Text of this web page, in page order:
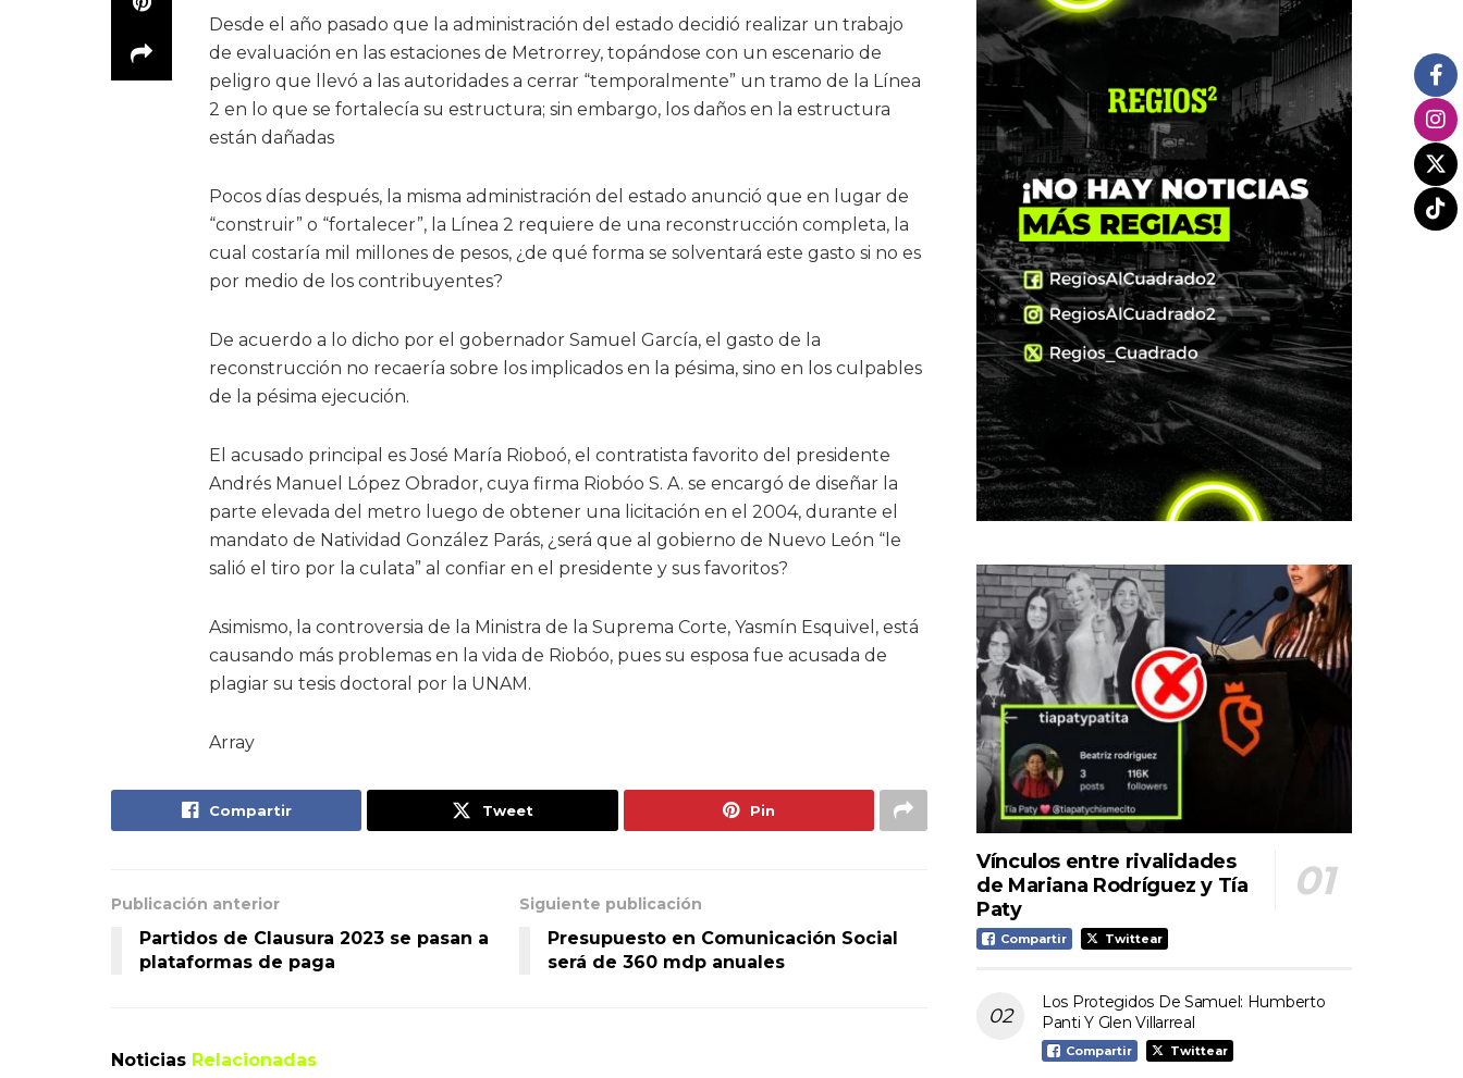
Desde el año pasado que la administración del estado decidió realizar un trabajo
de evaluación en las estaciones de Metrorrey, topándose con un escenario de
peligro que llevó a las autoridades a cerrar “temporalmente” un tramo de la Línea
2 en lo que se fortalecía su estructura; sin embargo, los daños en la estructura
están dañadas
Pocos días después, la misma administración del estado anunció que en lugar de
“construir” o “fortalecer”, la Línea 2 requiere de una reconstrucción completa, la
cual costaría mil millones de pesos, ¿de qué forma se solventará este gasto si no es
por medio de los contribuyentes?
De acuerdo a lo dicho por el gobernador Samuel García, el gasto de la
reconstrucción no recaería sobre los implicados en la pésima, sino en los culpables
de la pésima ejecución.
El acusado principal es José María Rioboó, el contratista favorito del presidente
Andrés Manuel López Obrador, cuya firma Riobóo S. A. se encargó de diseñar la
parte elevada del metro luego de obtener una licitación en el 2004, durante el
mandato de Natividad González Parás, ¿será que al gobierno de Nuevo León “le
salió el tiro por la culata” al confiar en el presidente y sus favoritos?
Asimismo, la controversia de la Ministra de la Suprema Corte, Yasmín Esquivel, está
causando más problemas en la vida de Riobóo, pues su esposa fue acusada de
plagiar su tesis doctoral por la UNAM.
Array
Compartir Tweet Pin
Publicación anterior
Partidos de Clausura 2023 se pasan a
plataformas de paga
Siguiente publicación
Presupuesto en Comunicación Social
será de 360 mdp anuales
Noticias Relacionadas
Vínculos entre rivalidades
de Mariana Rodríguez y Tía
Paty
Compartir Twittear
Los Protegidos De Samuel: Humberto
Panti Y Glen Villarreal
Compartir Twittear